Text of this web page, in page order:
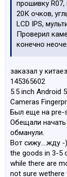
прошивку
20К очков,
LCD IPS,
Проверил
конечно
2Мпикс
камеры, она
Работает
Когда будет
обзор и
Пока еще сим-
Поэтому
П.С.
заказал у
145365602
5.5 inch Android
Cameras
Был еще на pre-
Обещали начать
обманули.
Вот сижу....жду -
the goods in 3-5
while there are
not sure wethere